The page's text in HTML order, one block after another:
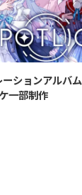
ションアルバム
一部制作